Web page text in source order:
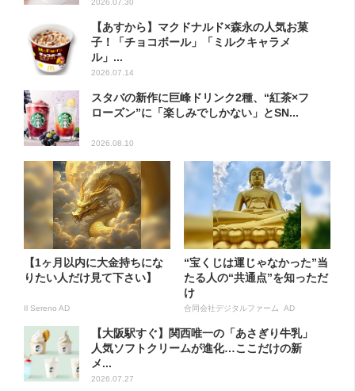
2026.07.30
【あすから】マクドナルド×森永の人気お菓
子！「チョコボール」「ミルクキャラメ
ル」...
2026.07.14
スタバの新作に巨峰ドリンク2種、“紅茶×フ
ローズン”に「楽しみでしかない」とSN...
2026.08.10
【1ヶ月以内に大金持ちにな
りたい人だけ見て下さい】
Il Sereno AD
“宝くじは運じゃなかった”当
たる人の“共通点”を知っただ
け
合同会社デジタルファーム AD
【大阪駅すぐ】関西唯一の「あさぎり牛乳」
人気ソフトクリームが進化…ここだけの新
メ...
2026.07.27